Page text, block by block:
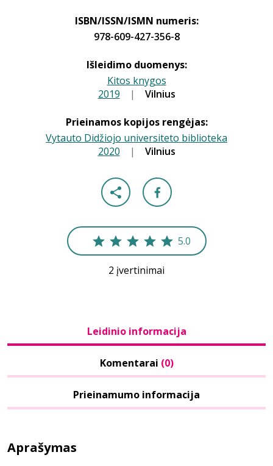
ISBN/ISSN/ISMN numeris:
978-609-427-356-8
Išleidimo duomenys:
Kitos knygos
2019 | Vilnius
Prieinamos kopijos rengėjas:
Vytauto Didžiojo universiteto biblioteka
2020 | Vilnius
5.0
2 įvertinimai
Leidinio informacija
Komentarai (0)
Prieinamumo informacija
Aprašymas